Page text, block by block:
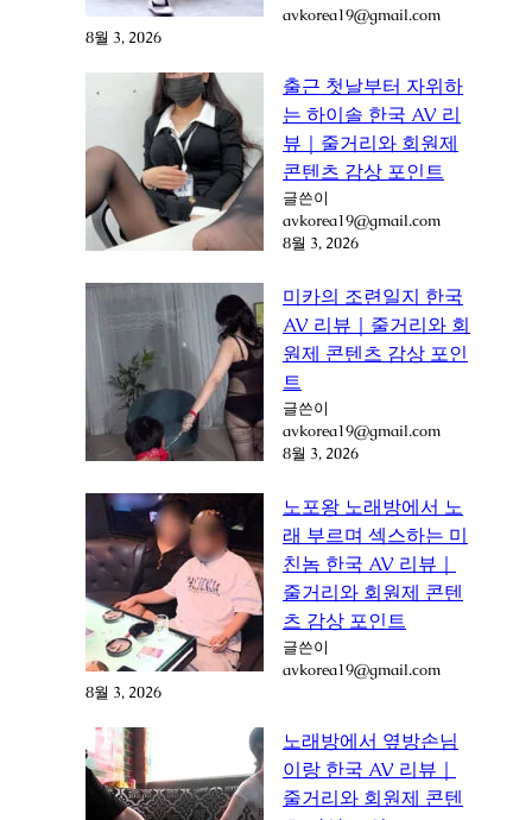
avkorea19@gmail.com
8월 3, 2026
출근 첫날부터 자위하
는 하이솔 한국 AV 리
뷰｜줄거리와 회원제
콘텐츠 감상 포인트
글쓴이
avkorea19@gmail.com
8월 3, 2026
미카의 조련일지 한국
AV 리뷰｜줄거리와 회
원제 콘텐츠 감상 포인
트
글쓴이
avkorea19@gmail.com
8월 3, 2026
노포왕 노래방에서 노
래 부르며 섹스하는 미
친놈 한국 AV 리뷰｜
줄거리와 회원제 콘텐
츠 감상 포인트
글쓴이
avkorea19@gmail.com
8월 3, 2026
노래방에서 옆방손님
이랑 한국 AV 리뷰｜
줄거리와 회원제 콘텐